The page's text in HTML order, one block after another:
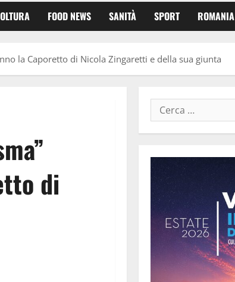
FOOD NEWS SANITÀ SPORT ROMANIA
la Caporetto di Nicola Zingaretti e della sua giunta
di
Ricerca
per: